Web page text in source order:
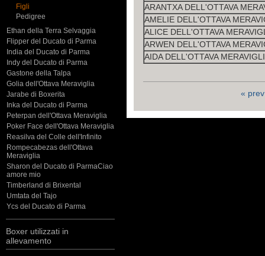
Figli
Pedigree
Ethan della Terra Selvaggia
Flipper del Ducato di Parma
India del Ducato di Parma
Indy del Ducato di Parma
Gastone della Talpa
Golia dell'Ottava Meraviglia
Jarabe di Boxerita
Inka del Ducato di Parma
Peterpan dell'Ottava Meraviglia
Poker Face dell'Ottava Meraviglia
Reasilva del Colle dell'Infinito
Rompecabezas dell'Ottava
Meraviglia
Sharon del Ducato di ParmaCiao
amore mio
Timberland di Brixental
Umtata del Tajo
Ycs del Ducato di Parma
Boxer utilizzati in
allevamento
ARANTXA DELL'OTTAVA
AMELIE DELL'OTTAVA
ALICE DELL'OTTAVA
ARWEN DELL'OTTAVA
AIDA DELL'OTTAVA
« prev